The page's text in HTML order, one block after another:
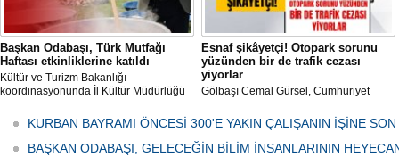
Başkan Odabaşı, Türk Mutfağı
Haftası etkinliklerine katıldı
Kültür ve Turizm Bakanlığı
koordinasyonunda İl Kültür Müdürlüğü
Haftası" etkinlikleri Ankara'da devam
ediyor.
Esnaf şikâyetçi! Otopark sorunu
yüzünden bir de trafik cezası
yiyorlar
Gölbaşı Cemal Gürsel, Cumhuriyet
bulunan esnaf ve alışverişe gelen
vatandaşlar park cezaları yüzünden
canından bezdi.
KURBAN BAYRAMI ÖNCESİ 300'E YAKIN ÇALIŞANIN İŞİNE
BAŞKAN ODABAŞI, GELECEĞİN BİLİM İNSANLARININ